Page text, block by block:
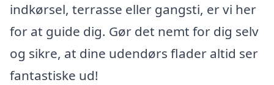
indkørsel, terrasse eller gangsti, er vi her
for at guide dig. Gør det nemt for dig selv
og sikre, at dine udendørs flader altid ser
fantastiske ud!